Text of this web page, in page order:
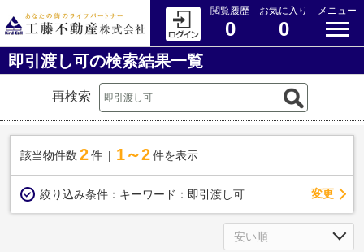
閲覧履歴
0
お気に入り
0
メニュー
即引渡し可の検索結果一覧
再検索
該当物件数 2件 1～2 件を表示
絞り込み条件： キーワード：即引渡し可 変更